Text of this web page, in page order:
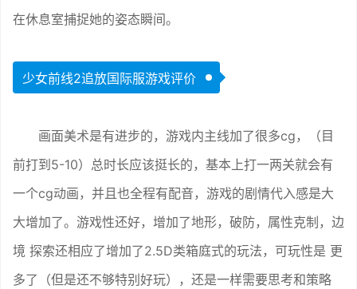
在休息室捕捉她的姿态瞬间。
少女前线2追放国际服游戏评价
画面美术是有进步的，游戏内主线加了很多cg，（目
前打到5-10）总时长应该挺长的，基本上打一两关就会有
一个cg动画，并且也全程有配音，游戏的剧情代入感是大
大增加了。游戏性还好，增加了地形，破防，属性克制，边
境 探索还相应了增加了2.5D类箱庭式的玩法，可玩性是 更
多了（但是还不够特别好玩），还是一样需要思考和策略